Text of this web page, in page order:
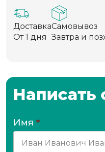
Доставка
От 1 дня
Самовывоз
Завтра и
Написать
Имя *